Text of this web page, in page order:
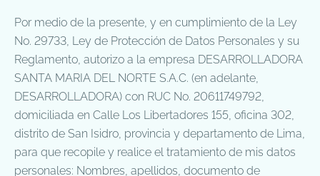
Por medio de la presente, y en cumplimiento de la Ley
No. 29733, Ley de Protección de Datos Personales y su
Reglamento, autorizo a la empresa DESARROLLADORA
SANTA MARIA DEL NORTE S.A.C. (en adelante,
DESARROLLADORA) con RUC No. 20611749792,
domiciliada en Calle Los Libertadores 155, oficina 302,
distrito de San Isidro, provincia y departamento de Lima,
para que recopile y realice el tratamiento de mis datos
personales: Nombres, apellidos, documento de